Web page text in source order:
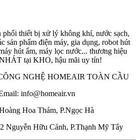
thiết bị xử lý không khí, nước sạch,
sản phẩm điện máy, gia dụng, robot hút
hút ẩm, máy lọc nước... thương hiệu
tại KHO, hậu mãi uy tín!
NGHỆ HOMEAIR TOÀN CẦU
info@homeair.vn
Hoa Thám, P.Ngọc Hà
Nguyễn Hữu Cảnh, P.Thạnh Mỹ Tây